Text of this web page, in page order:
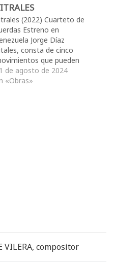
(2022) Cuarteto de
Estreno en
Jorge Díaz
consta de cinco
que pueden
En
de agosto de 2024
«Obras»
VILERA, compositor